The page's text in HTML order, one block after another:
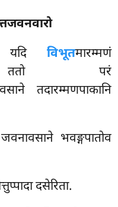
विभूतमारम्मणं
ततो परं
तदारम्मणपाकानि
भवङ्गपातोव
दसेरिता.